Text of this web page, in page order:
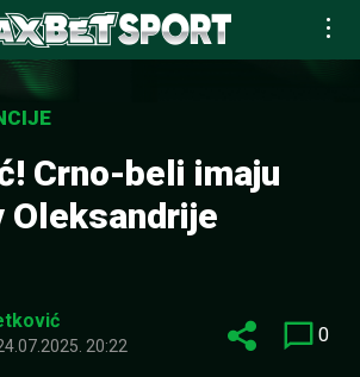
Crno-beli imaju
Oleksandrije
20:22 0